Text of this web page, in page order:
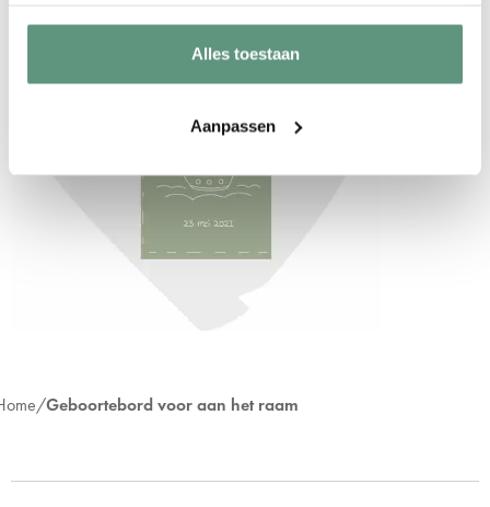
Alles toestaan
Aanpassen
Geboortebord voor aan het raam